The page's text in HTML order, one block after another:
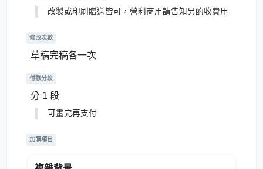
改製或印刷贈送皆可，營利商用請告知另酌收費用
修改次數
草稿完稿各一次
付款分段
分 1 段
可畫完再支付
加購項目